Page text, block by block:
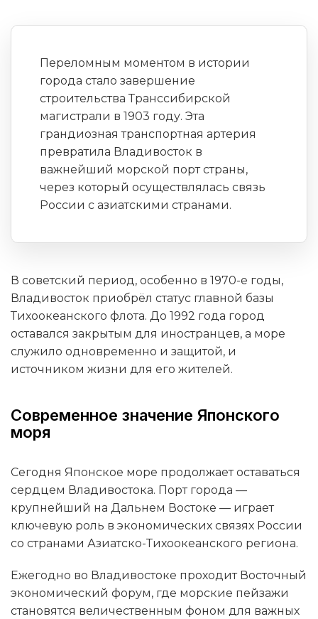
Переломным моментом в истории
города стало завершение
строительства Транссибирской
магистрали в 1903 году. Эта
грандиозная транспортная артерия
превратила Владивосток в
важнейший морской порт страны,
через который осуществлялась связь
России с азиатскими странами.
В советский период, особенно в 1970-е годы,
Владивосток приобрёл статус главной базы
Тихоокеанского флота. До 1992 года город
оставался закрытым для иностранцев, а море
служило одновременно и защитой, и
источником жизни для его жителей.
Современное значение Японского
моря
Сегодня Японское море продолжает оставаться
сердцем Владивостока. Порт города —
крупнейший на Дальнем Востоке — играет
ключевую роль в экономических связях России
со странами Азиатско-Тихоокеанского региона.
Ежегодно во Владивостоке проходит Восточный
экономический форум, где морские пейзажи
становятся величественным фоном для важных